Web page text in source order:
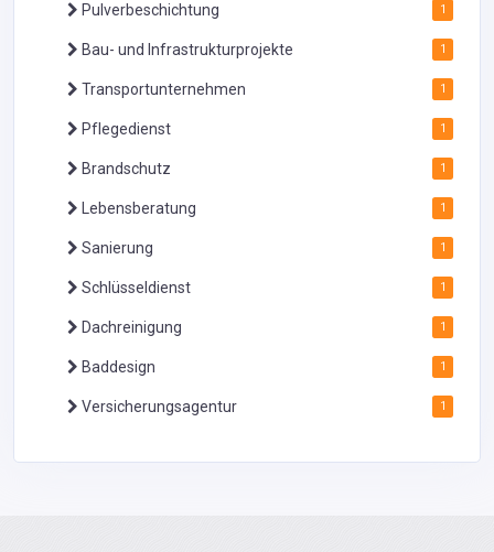
Pulverbeschichtung 1
Bau- und Infrastrukturprojekte 1
Transportunternehmen 1
Pflegedienst 1
Brandschutz 1
Lebensberatung 1
Sanierung 1
Schlüsseldienst 1
Dachreinigung 1
Baddesign 1
Versicherungsagentur 1